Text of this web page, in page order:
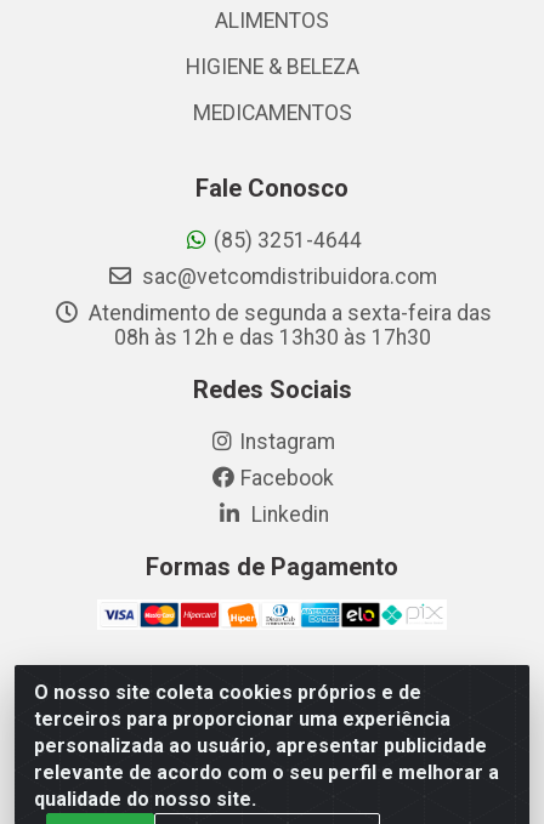
O nosso site coleta cookies próprios e de
terceiros para proporcionar uma experiência
personalizada ao usuário, apresentar publicidade
relevante de acordo com o seu perfil e melhorar a
qualidade do nosso site.
ALIMENTOS
HIGIENE & BELEZA
MEDICAMENTOS
Fale Conosco
(85) 3251-4644
sac@vetcomdistribuidora.com
Atendimento de segunda a sexta-feira das
08h às 12h e das 13h30 às 17h30
Redes Sociais
Instagram
Facebook
Linkedin
Formas de Pagamento
Vetcom Distribuidora de Rações LTDA - Rua Maximiano
Barreto, 1040 - Barroso, Fortaleza/CE - CEP 60.863-260
- CNPJ 26.133.872/0001-11